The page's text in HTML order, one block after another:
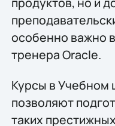
особенно важно
тренера Oracle.
Курсы в Учебном
позволяют
таких